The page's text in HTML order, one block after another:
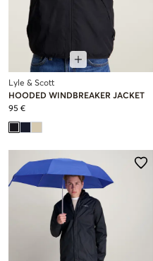
Lyle & Scott
HOODED WINDBREAKER JACKET
95 €